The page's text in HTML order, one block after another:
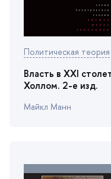
Политическая теория
ласть в XXI
Холлом. 2-е изд.
Майкл Манн